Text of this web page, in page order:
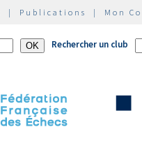
| Publications | Mon
Rechercher un club